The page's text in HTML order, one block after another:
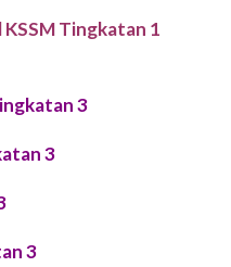
Tingkatan 1
3
3
3